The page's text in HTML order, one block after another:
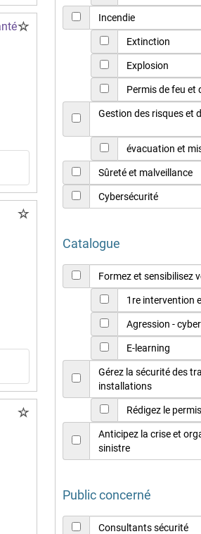
Incendie
Extinction
Explosion
Permis de feu et
Gestion des risques et
évacuation et
Sûreté et malveillance
Cybersécurité
Catalogue
Formez et sensibilisez
1re intervention
Agression -
E-learning
Gérez la sécurité des
installations
Rédigez le
Anticipez la crise et
sinistre
Public concerné
Consultants sécurité